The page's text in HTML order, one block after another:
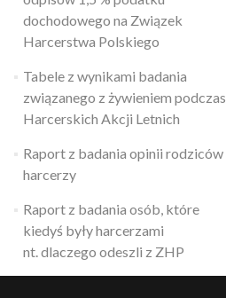
dochodowego na Związek
Harcerstwa Polskiego
Tabele z wynikami badania
związanego z żywieniem podczas
Harcerskich Akcji Letnich
Raport z badania opinii rodziców
harcerzy
Raport z badania osób, które
kiedyś były harcerzami
nt. dlaczego odeszli z ZHP